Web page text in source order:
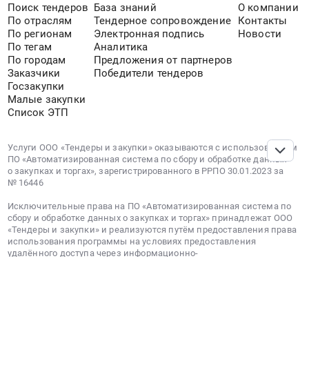
Поиск тендеров
По отраслям
По регионам
По тегам
По городам
Заказчики
Госзакупки
Малые закупки
Список ЭТП
База знаний
Тендерное сопровождение
Электронная подпись
Аналитика
Предложения от партнеров
Победители тендеров
О компании
Контакты
Новости
Услуги ООО «Тендеры и закупки» оказываются с использованием
ПО «Автоматизированная система по сбору и обработке данных
о закупках и торгах», зарегистрированного в РРПО 30.01.2023 за
№ 16446
Исключительные права на ПО «Автоматизированная система по
сбору и обработке данных о закупках и торгах» принадлежат ООО
«Тендеры и закупки» и реализуются путём предоставления права
использования программы на условиях предоставления
удалённого доступа через информационно-